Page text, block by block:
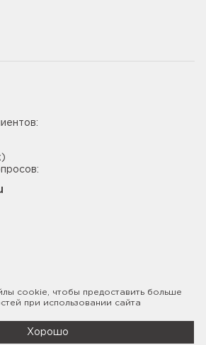
cookie , чтобы предоставить больше
при использовании сайта
Хорошо